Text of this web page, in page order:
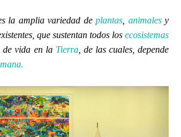
la amplia variedad deplantas animalesy
que sustentan todos los ecosistemas
de vida en la Tierra, de las cuales, depende